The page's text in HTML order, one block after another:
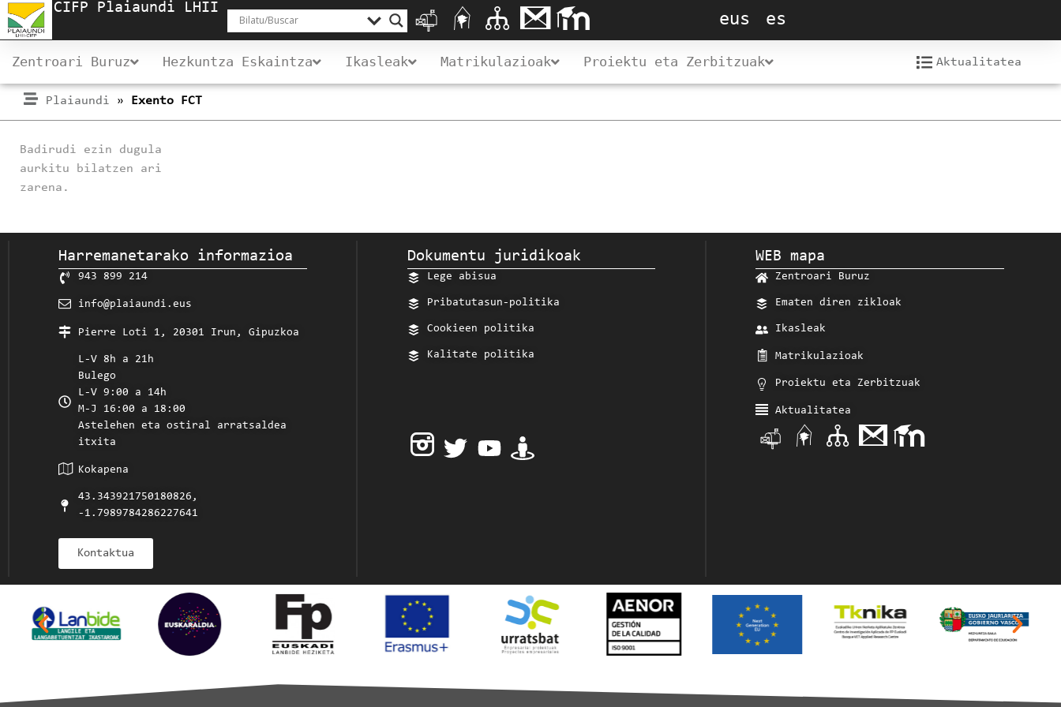
CIFP Plaiaundi LHII
eus es
Zentroari Buruz Hezkuntza Eskaintza Ikasleak Matrikulazioak Proiektu eta Zerbitzuak Aktualitatea
Plaiaundi » Exento FCT
Badirudi ezin dugula
aurkitu bilatzen ari
zarena.
Harremanetarako informazioa
943 899 214
info@plaiaundi.eus
Pierre Loti 1, 20301 Irun, Gipuzkoa
L-V 8h a 21h
Bulego
L-V 9:00 a 14h
M-J 16:00 a 18:00
Astelehen eta ostiral arratsaldea
itxita
Kokapena
43.343921750180826,
-1.7989784286227641
Kontaktua
Dokumentu juridikoak
Lege abisua
Pribatutasun-politika
Cookieen politika
Kalitate politika
WEB mapa
Zentroari Buruz
Ematen diren zikloak
Ikasleak
Matrikulazioak
Proiektu eta Zerbitzuak
Aktualitatea